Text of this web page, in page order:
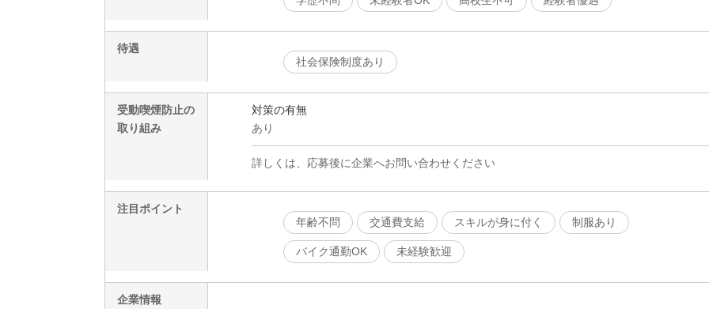
待遇
社会保険制度あり
受動喫煙防止の
取り組み
対策の有無
あり
詳しくは、応募後に企業へお問い合わせください
注目ポイント
年齢不問
交通費支給 スキルが身に付く 制服あり
バイク通勤OK 未経験歓迎
企業情報